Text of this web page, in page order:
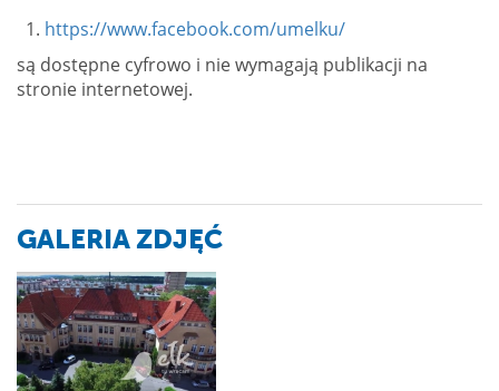
https://www.facebook.com/umelku/
są dostępne cyfrowo i nie wymagają publikacji na
stronie internetowej.
GALERIA ZDJĘĆ